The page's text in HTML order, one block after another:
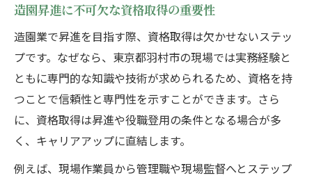
造園昇進に不可欠な資格取得の重要性
造園業で昇進を目指す際、資格取得は欠かせないステッ
プです。なぜなら、東京都羽村市の現場では実務経験と
ともに専門的な知識や技術が求められるため、資格を持
つことで信頼性と専門性を示すことができます。さら
に、資格取得は昇進や役職登用の条件となる場合が多
く、キャリアアップに直結します。
例えば、現場作業員から管理職や現場監督へとステップ